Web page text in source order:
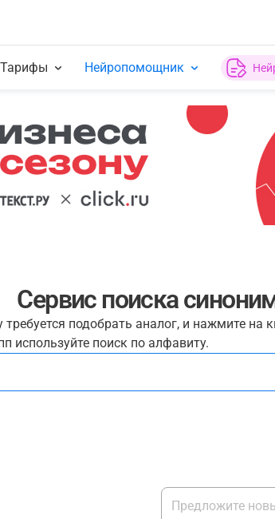
Тарифы Нейропомощник
Сервис поиска
требуется подобрать аналог, и нажмите на
используйте поиск по алфавиту.